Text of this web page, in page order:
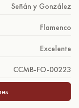
Señán y González
Flamenco
Excelente
CCMB-FO-00223